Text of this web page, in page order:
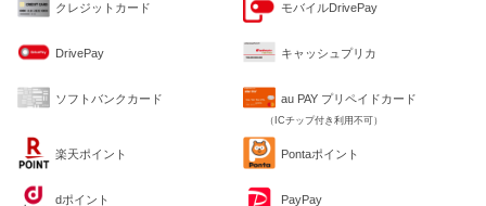
クレジットカード モバイルDrivePay
DrivePay キャッシュプリカ
ソフトバンクカード au PAY プリペイドカード
（ICチップ付き利用不可）
楽天ポイント Pontaポイント
dポイント PayPay